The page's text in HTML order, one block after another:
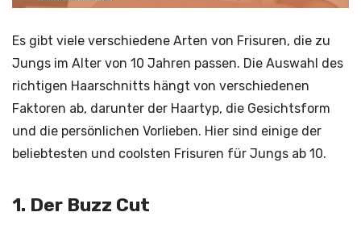
Es gibt viele verschiedene Arten von Frisuren, die zu
Jungs im Alter von 10 Jahren passen. Die Auswahl des
richtigen Haarschnitts hängt von verschiedenen
Faktoren ab, darunter der Haartyp, die Gesichtsform
und die persönlichen Vorlieben. Hier sind einige der
beliebtesten und coolsten Frisuren für Jungs ab 10.
1. Der Buzz Cut